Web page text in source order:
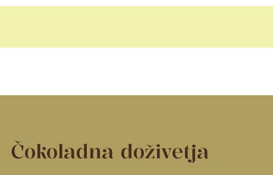
Čokoladna doživetja